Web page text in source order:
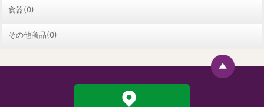
食器(0)
その他商品(0)